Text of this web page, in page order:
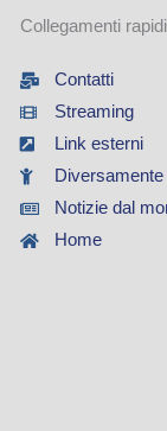
Collegamenti rapidi
Contatti
Streaming
Link esterni
Notizie dal
Home